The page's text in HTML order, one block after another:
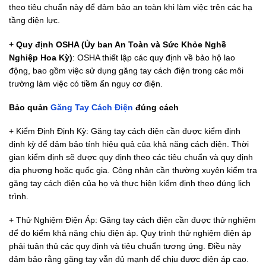
theo tiêu chuẩn này để đảm bảo an toàn khi làm việc trên các hạ
tầng điện lực.
+ Quy định OSHA (Ủy ban An Toàn và Sức Khỏe Nghề
Nghiệp Hoa Kỳ): OSHA thiết lập các quy định về bảo hộ lao
động, bao gồm việc sử dụng găng tay cách điện trong các môi
trường làm việc có tiềm ẩn nguy cơ điện.
Bảo quản Găng Tay Cách Điện đúng cách
+ Kiểm Định Định Kỳ: Găng tay cách điện cần được kiểm định
định kỳ để đảm bảo tính hiệu quả của khả năng cách điện. Thời
gian kiểm định sẽ được quy định theo các tiêu chuẩn và quy định
địa phương hoặc quốc gia. Công nhân cần thường xuyên kiểm tra
găng tay cách điện của họ và thực hiện kiểm định theo đúng lịch
trình.
+ Thử Nghiệm Điện Áp: Găng tay cách điện cần được thử nghiệm
để đo kiểm khả năng chịu điện áp. Quy trình thử nghiệm điện áp
phải tuân thủ các quy định và tiêu chuẩn tương ứng. Điều này
đảm bảo rằng găng tay vẫn đủ mạnh để chịu được điện áp cao.